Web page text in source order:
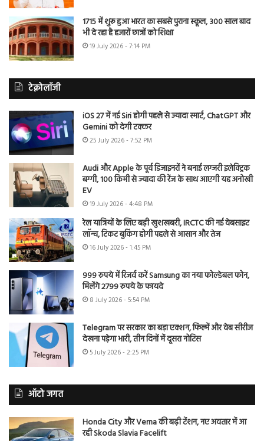
1715 में शुरू हुआ भारत का सबसे पुराना स्कूल, 300 साल बाद
भी दे रहा है हजारों छात्रों को शिक्षा
19 July 2026 - 7:14 PM
टेक्नोलॉजी
iOS 27 में नई Siri होगी पहले से ज्यादा स्मार्ट, ChatGPT और
Gemini को देगी टक्कर
25 July 2026 - 7:52 PM
Audi और Apple के पूर्व डिजाइनरों ने बनाई लग्जरी इलेक्ट्रिक
बग्गी, 100 किमी से ज्यादा की रेंज के साथ आएगी यह अनोखी
EV
19 July 2026 - 4:48 PM
रेल यात्रियों के लिए बड़ी खुशखबरी, IRCTC की नई वेबसाइट
लॉन्च, टिकट बुकिंग होगी पहले से आसान और तेज
16 July 2026 - 1:45 PM
999 रुपये में रिजर्व करें Samsung का नया फोल्डेबल फोन,
मिलेंगे 2799 रुपये के फायदे
8 July 2026 - 5:54 PM
Telegram पर सरकार का बड़ा एक्शन, फिल्में और वेब सीरीज
देखना पड़ेगा भारी, तीन दिनों में दूसरा नोटिस
5 July 2026 - 2:25 PM
ऑटो जगत
Honda City और Verna की बढ़ी टेंशन, नए अवतार में आ
रही Skoda Slavia Facelift